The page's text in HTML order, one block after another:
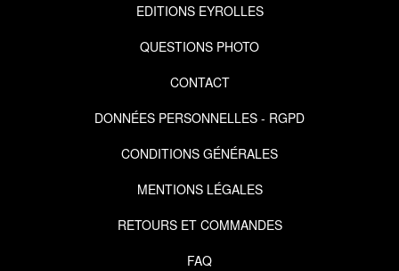
EDITIONS EYROLLES
QUESTIONS PHOTO
CONTACT
DONNÉES PERSONNELLES - RGPD
CONDITIONS GÉNÉRALES
MENTIONS LÉGALES
RETOURS ET COMMANDES
FAQ